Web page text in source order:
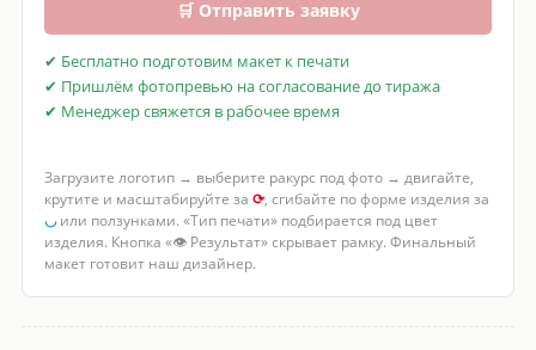
🛒 Отправить заявку
✔ Бесплатно подготовим макет к печати
✔ Пришлём фотопревью на согласование до тиража
✔ Менеджер свяжется в рабочее время
Загрузите логотип → выберите ракурс под фото → двигайте,
крутите и масштабируйте за ⟳, сгибайте по форме изделия за
◡или ползунками. «Тип печати» подбирается под цвет
изделия. Кнопка «👁 Результат» скрывает рамку. Финальный
макет готовит наш дизайнер.